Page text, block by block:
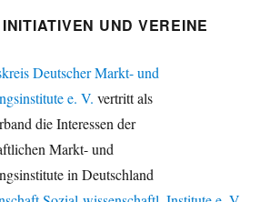
UND VEREINE
Deutscher Markt- und
e. V. vertritt als
die Interessen der
Markt- und
in Deutschland